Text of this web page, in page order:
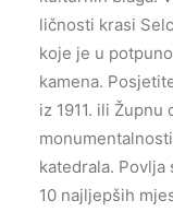
ličnosti krasi
koje je u
kamena.
iz 1911. ili
katedrala.
10 najljepših